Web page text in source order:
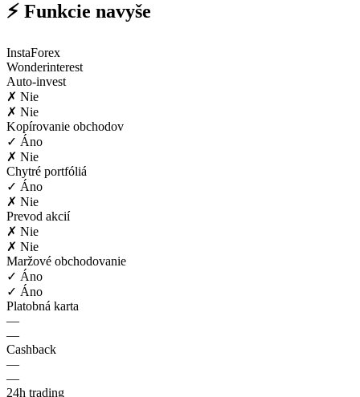
⚡ Funkcie navyše
InstaForex
Wonderinterest
Auto-invest
✗ Nie
✗ Nie
Kopírovanie obchodov
✓ Áno
✗ Nie
Chytré portfóliá
✓ Áno
✗ Nie
Prevod akcií
✗ Nie
✗ Nie
Maržové obchodovanie
✓ Áno
✓ Áno
Platobná karta
—
—
Cashback
—
—
24h trading